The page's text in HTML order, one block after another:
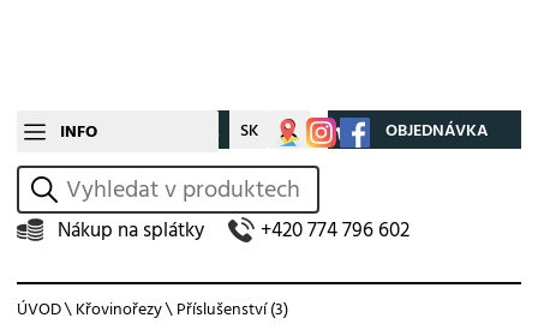
INFO CZ SK Můj účet OBJEDNÁVKA
vyhledat
Nákup na splátky +420 774 796 602
ÚVOD\Křovinořezy\Příslušenství(3)